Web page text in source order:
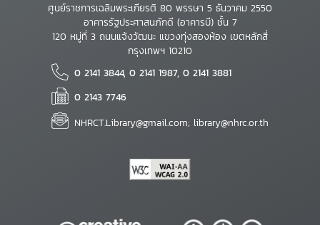
ศูนย์ราชการเฉลิมพระเกียรติ 80 พรรษา 5 ธันวาคม 2550
อาคารรัฐประศาสนภักดี (อาคารบี) ชั้น 7
120 หมู่ที่ 3 ถนนแจ้งวัฒนะ แขวงทุ่งสองห้อง เขตหลักสี่
กรุงเทพฯ 10210
0 2141 3844, 0 2141 1987, 0 2141 3881
0 2143 7746
NHRCT.Library@gmail.com; library@nhrc.or.th